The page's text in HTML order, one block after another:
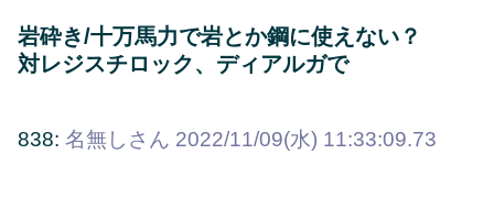
岩砕き/十万馬力で岩とか鋼に使えない？
対レジスチロック、ディアルガで
838: 名無しさん 2022/11/09(水) 11:33:09.73